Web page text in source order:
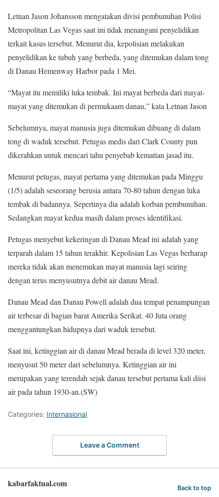
Letnan Jason Johansson mengatakan divisi pembunuhan Polisi
Metropolitan Las Vegas saat ini tidak menangani penyelidikan
terkait kasus tersebut. Menurut dia, kepolisian melakukan
penyelidikan ke tubuh yang berbeda, yang ditemukan dalam tong
di Danau Hemenway Harbor pada 1 Mei.
“Mayat itu memiliki luka tembak. Ini mayat berbeda dari mayat-
mayat yang ditemukan di permukaam danau,” kata Letnan Jason
Sebelumnya, mayat manusia juga ditemukan dibuang di dalam
tong di waduk tersebut. Petugas medis dari Clark County pun
dikerahkan untuk mencari tahu penyebab kematian jasad itu.
Menurut petugas, mayat pertama yang ditemukan pada Minggu
(1/5) adalah seseorang berusia antara 70-80 tahun dengan luka
tembak di badannya. Sepertinya dia adalah korban pembunuhan.
Sedangkan mayat kedua masih dalam proses identifikasi.
Petugas menyebut kekeringan di Danau Mead ini adalah yang
terparah dalam 15 tahun terakhir. Kepolisian Las Vegas berharap
mereka tidak akan menemukan mayat manusia lagi seiring
dengan terus menyusutnya debit air danau Mead.
Danau Mead dan Danau Powell adalah dua tempat penampungan
air terbesar di bagian barat Amerika Serikat. 40 Juta orang
menggantungkan hidupnya dari waduk tersebut.
Saat ini, ketinggian air di danau Mead berada di level 320 meter,
menyusut 50 meter dari sebelumnya. Ketinggian air ini
merupakan yang terendah sejak danau tersebut pertama kali diisi
air pada tahun 1930-an.(SW)
Categories: Internasional
Leave a Comment
kabarfaktual.com Back to top